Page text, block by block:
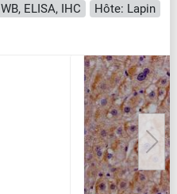
WB, ELISA, IHC
Hôte: Lapin